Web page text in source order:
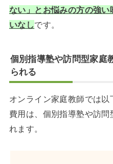
ない」とお悩みの方の強
いなしです。
個別指導塾や訪問型家庭
られる
オンライン家庭教師では
費用は、個別指導塾や訪
れます。